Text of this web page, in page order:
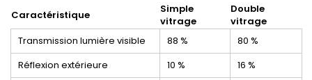
Caractéristique
Simple
vitrage
Double
vitrage
Transmission lumière visible
88 %
80 %
Réflexion extérieure
10 % 16 %